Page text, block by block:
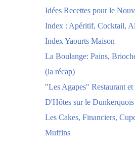
Idées Recettes pour le
Index : Apéritif, Cocktail,
Index Yaourts Maison
La Boulange: Pains,
(la récap)
"Les Agapes" Restaurant et
D'Hôtes sur le
Les Cakes, Financiers,
Muffins